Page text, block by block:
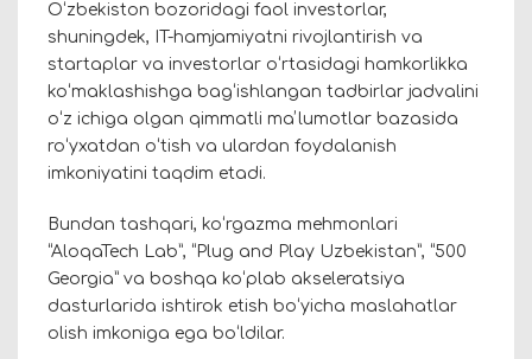
Oʻzbekiston bozoridagi faol investorlar,
shuningdek, IT-hamjamiyatni rivojlantirish va
startaplar va investorlar oʻrtasidagi hamkorlikka
koʻmaklashishga bagʻishlangan tadbirlar jadvalini
oʻz ichiga olgan qimmatli maʼlumotlar bazasida
roʻyxatdan oʻtish va ulardan foydalanish
imkoniyatini taqdim etadi.
Bundan tashqari, koʻrgazma mehmonlari
“AloqaTech Lab”, “Plug and Play Uzbekistan”, “500
Georgia” va boshqa koʻplab akseleratsiya
dasturlarida ishtirok etish boʻyicha maslahatlar
olish imkoniga ega boʻldilar.